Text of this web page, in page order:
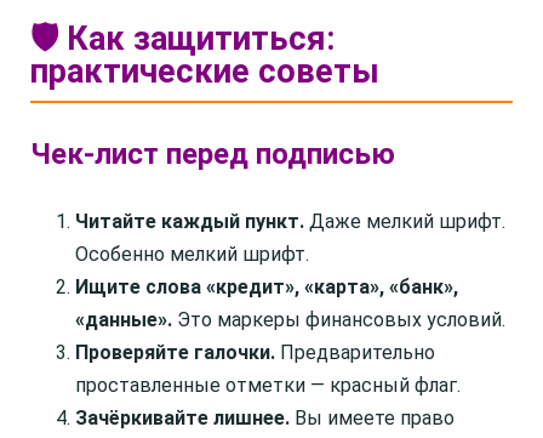
🛡️ Как защититься:
практические советы
Чек-лист перед подписью
Читайте каждый пункт. Даже мелкий шрифт.
Особенно мелкий шрифт.
Ищите слова «кредит», «карта», «банк»,
«данные». Это маркеры финансовых условий.
Проверяйте галочки. Предварительно
проставленные отметки — красный флаг.
Зачёркивайте лишнее. Вы имеете право